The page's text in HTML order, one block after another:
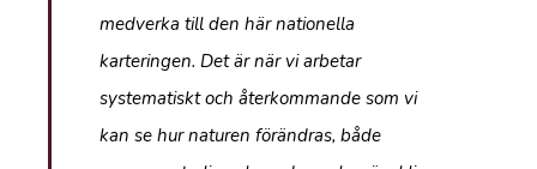
medverka till den här nationella
karteringen. Det är när vi arbetar
systematiskt och återkommande som vi
kan se hur naturen förändras, både